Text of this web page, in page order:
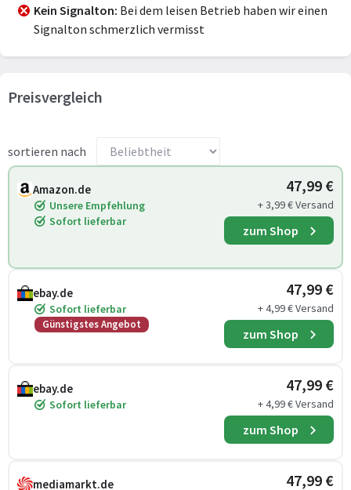
Kein Signalton Bei dem leisen Betrieb haben wir einen
Signalton schmerzlich vermisst
Preisvergleich
sortieren nach
Amazon.de
Unsere Empfehlung
Sofort lieferbar
47,99 €
+ 3,99 € Versand
zum Shop
ebay.de
Sofort lieferbar
Günstigstes Angebot
47,99 €
+ 4,99 € Versand
zum Shop
ebay.de
Sofort lieferbar
47,99 €
+ 4,99 € Versand
zum Shop
mediamarkt.de 47,99 €